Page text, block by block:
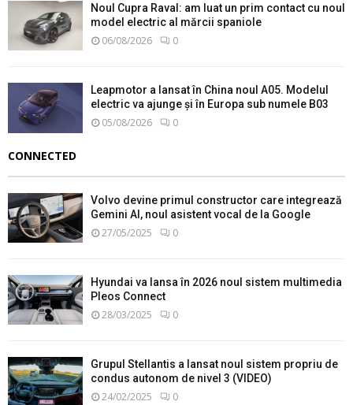
Noul Cupra Raval: am luat un prim contact cu noul
model electric al mărcii spaniole
06/08/2026 0
Leapmotor a lansat în China noul A05. Modelul
electric va ajunge și în Europa sub numele B03
05/08/2026 0
CONNECTED
Volvo devine primul constructor care integrează
Gemini AI, noul asistent vocal de la Google
27/05/2025 0
Hyundai va lansa în 2026 noul sistem multimedia
Pleos Connect
28/03/2025 0
Grupul Stellantis a lansat noul sistem propriu de
condus autonom de nivel 3 (VIDEO)
24/02/2025 0